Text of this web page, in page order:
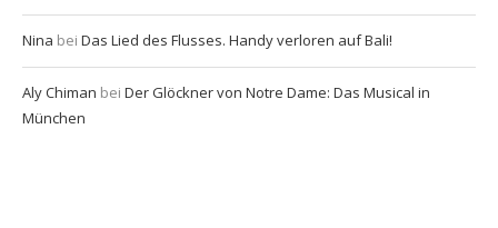
Nina bei Das Lied des Flusses. Handy verloren auf Bali!
Aly Chiman bei Der Glöckner von Notre Dame: Das Musical in
München